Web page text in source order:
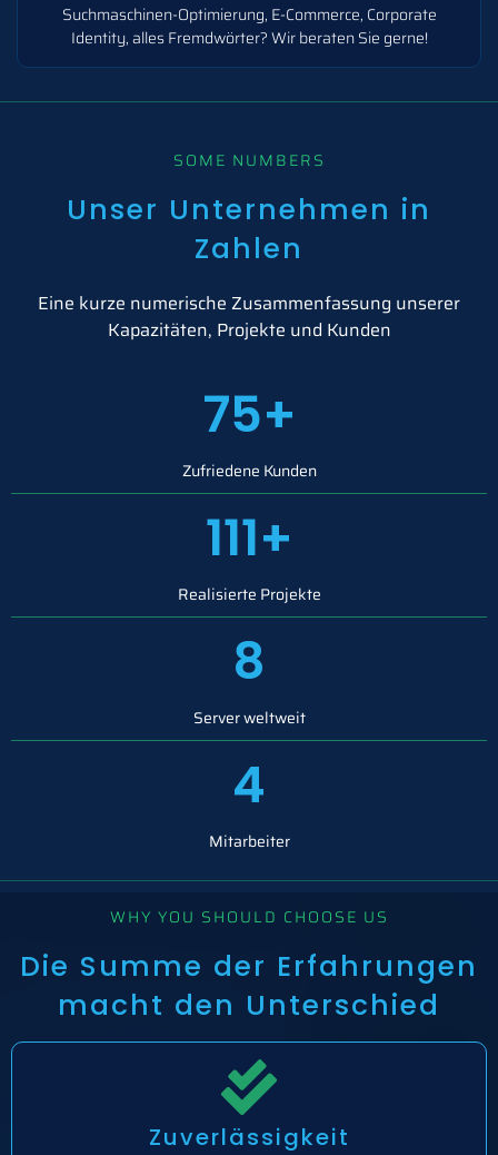
Suchmaschinen-Optimierung, E-Commerce, Corporate
Identity, alles Fremdwörter? Wir beraten Sie gerne!
SOME NUMBERS
Unser Unternehmen in
Zahlen
Eine kurze numerische Zusammenfassung unserer
Kapazitäten, Projekte und Kunden
Zufriedene Kunden
75+
Realisierte Projekte
111+
Server weltweit
8
Mitarbeiter
4
WHY YOU SHOULD CHOOSE US
Die Summe der Erfahrungen
macht den Unterschied
Zuverlässigkeit